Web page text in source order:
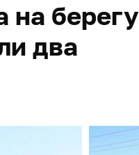
на берегу
два